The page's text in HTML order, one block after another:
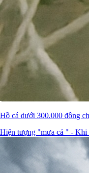
Hồ cá dưới 300.000 đồng
Hiện tượng "mưa cá " - Khi